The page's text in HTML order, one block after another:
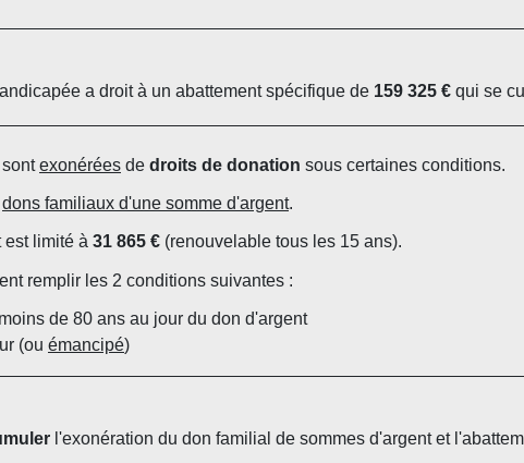
a droit à un abattement spécifique de 159 325 € qui se
exonérées de droits de donation sous certaines conditions.
dons familiaux d'une somme d'argent.
est limité à 31 865 € (renouvelable tous les 15 ans).
remplir les 2 conditions suivantes :
de 80 ans au jour du don d'argent
(ou émancipé)
l'exonération du don familial de sommes d'argent et